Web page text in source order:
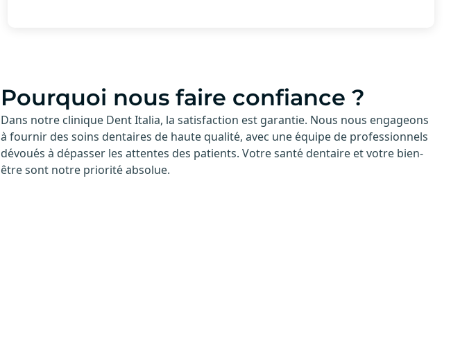
Pourquoi nous faire confiance ?
Dans notre clinique Dent Italia, la satisfaction est garantie. Nous nous engageons
à fournir des soins dentaires de haute qualité, avec une équipe de professionnels
dévoués à dépasser les attentes des patients. Votre santé dentaire et votre bien-
être sont notre priorité absolue.